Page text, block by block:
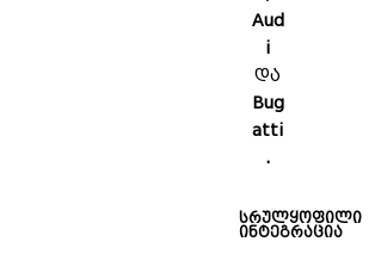
Aud
i
და
Bug
atti
.
სრულყოფილი
ინტეგრაცია